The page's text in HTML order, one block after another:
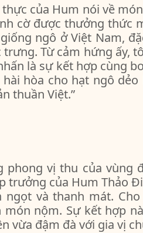
của Hum nói về
cờ được thưởng thức
ngô ở Việt Nam,
Từ cảm hứng ấy,
là sự kết hợp cùng
hòa cho hạt ngô
thuần Việt.”
phong vị thu của vùng
trưởng của Hum Thảo
và thanh mát.
nộm. Sự kết hợp
vừa đậm đà với gia vị